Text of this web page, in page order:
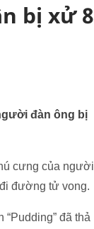
bị xử 8
đàn ông bị
cưng của người
đường tử vong.
đã thả